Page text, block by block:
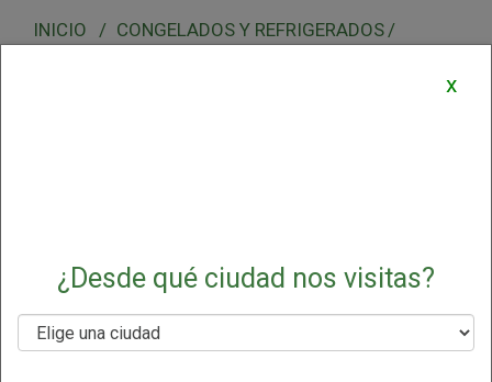
CONGELADOS Y REFRIGERADOS
x
¿Desde qué ciudad nos visitas?